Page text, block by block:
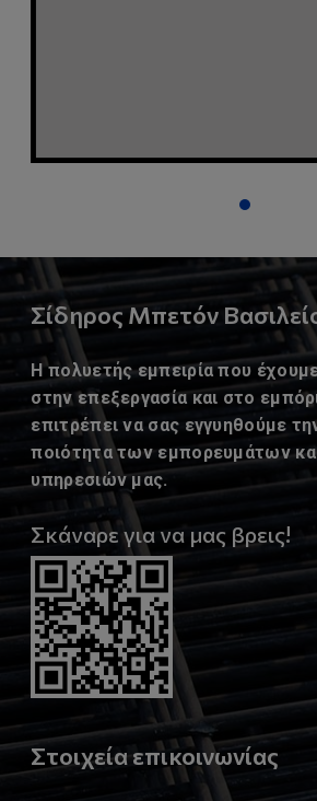
Σίδηρος Μπετόν
Η πολυετής εμπειρία που
στην επεξεργασία και στο
επιτρέπει να σας εγγυηθούμε
ποιότητα των εμπορευμάτων
υπηρεσιών μας.
Σκάναρε για να μας βρεις!
Στοιχεία επικοινωνίας